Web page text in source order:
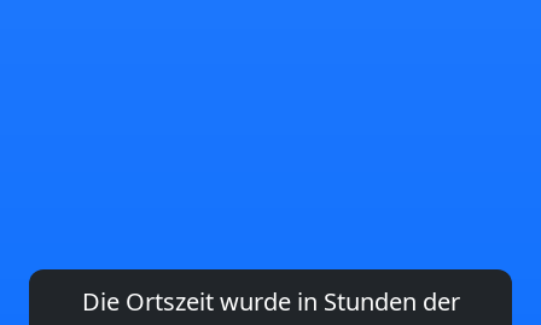
Die Ortszeit wurde in Stunden der